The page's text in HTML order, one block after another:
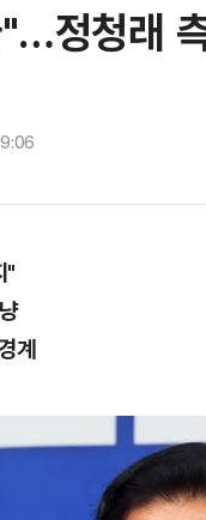
정청래
"
계